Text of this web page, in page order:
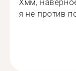
Хмм,
я не против